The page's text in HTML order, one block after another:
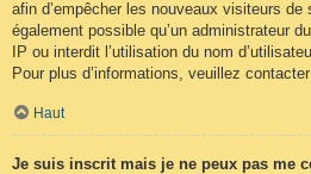
afin d’empêcher les nouveaux visiteurs de
également possible qu’un administrateur
IP ou interdit l’utilisation du nom
Pour plus d’informations, veuillez
Haut
Je suis inscrit mais je ne peux pas me